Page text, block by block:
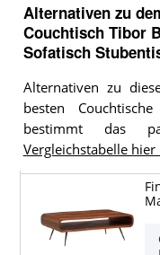
Alternativen zu
Couchtisch Tibor
Sofatisch
Alternativen zu
besten
bestimmt das
Vergleichstabelle hier